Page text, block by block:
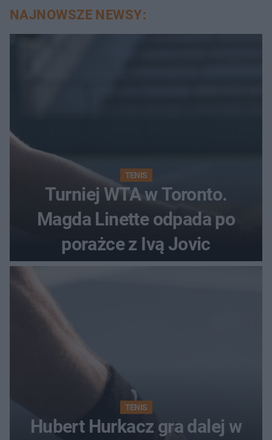
NAJNOWSZE NEWSY:
TENIS
Turniej WTA w Toronto.
Magda Linette odpada po
porażce z Ivą Jovic
TENIS
Hubert Hurkacz gra dalej w